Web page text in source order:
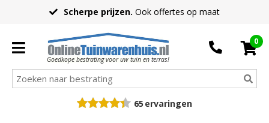
Scherpe prijzen. Ook offertes op maat
Goedkope bestrating voor uw tuin en terras!
0
65 ervaringen